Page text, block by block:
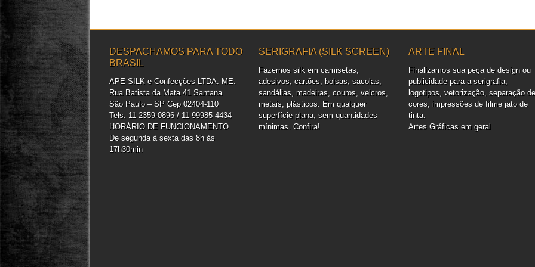
DESPACHAMOS PARA TODO
BRASIL
APE SILK e Confecções LTDA. ME.
Rua Batista da Mata 41 Santana
São Paulo – SP Cep 02404-110
Tels. 11 2359-0896 / 11 99985 4434
HORÁRIO DE FUNCIONAMENTO
De segunda à sexta das 8h às
17h30min
SERIGRAFIA (SILK SCREEN)
Fazemos silk em camisetas,
adesivos, cartões, bolsas, sacolas,
sandálias, madeiras, couros, velcros,
metais, plásticos. Em qualquer
superfície plana, sem quantidades
mínimas. Confira!
ARTE FINAL
Finalizamos sua peça de design ou
publicidade para a serigrafia,
logotipos, vetorização, separação de
cores, impressões de filme jato de
tinta.
Artes Gráficas em geral